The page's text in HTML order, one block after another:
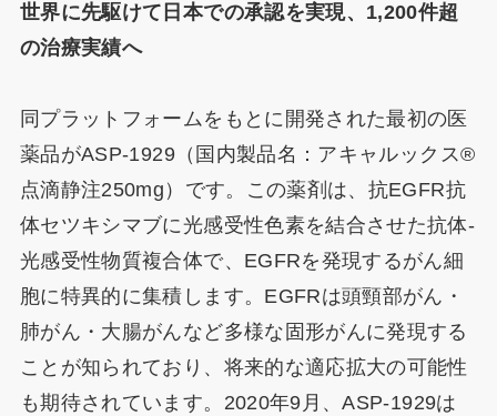
世界に先駆けて日本での承認を実現、1,200件超
の治療実績へ
同プラットフォームをもとに開発された最初の医
薬品がASP-1929（国内製品名：アキャルックス®
点滴静注250mg）です。この薬剤は、抗EGFR抗
体セツキシマブに光感受性色素を結合させた抗体-
光感受性物質複合体で、EGFRを発現するがん細
胞に特異的に集積します。EGFRは頭頸部がん・
肺がん・大腸がんなど多様な固形がんに発現する
ことが知られており、将来的な適応拡大の可能性
も期待されています。2020年9月、ASP-1929は